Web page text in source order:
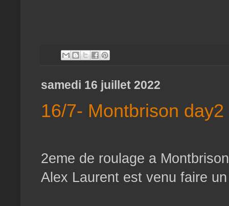
samedi 16 juillet 2022
16/7- Montbrison day2
2eme de roulage a
Alex Laurent est venu faire